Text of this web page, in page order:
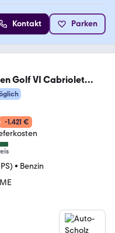
Kontakt Parken
Golf VI Cabriolet
-1.421 €
• Benzin